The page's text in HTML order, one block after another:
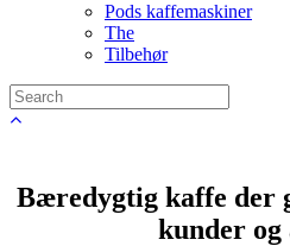
Pods kaffemaskiner
The
Tilbehør
Bæredygtig kaffe
kunder og